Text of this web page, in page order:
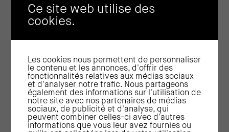
Pour poursuivre votre lecture sur la même
thématique :
Ce site web utilise des
cookies.
Les cookies nous permettent de personnaliser
le contenu et les annonces, d'offrir des
fonctionnalités relatives aux médias sociaux
et d'analyser notre trafic. Nous partageons
également des informations sur l'utilisation de
notre site avec nos partenaires de médias
sociaux, de publicité et d'analyse, qui
peuvent combiner celles-ci avec d'autres
informations que vous leur avez fournies ou